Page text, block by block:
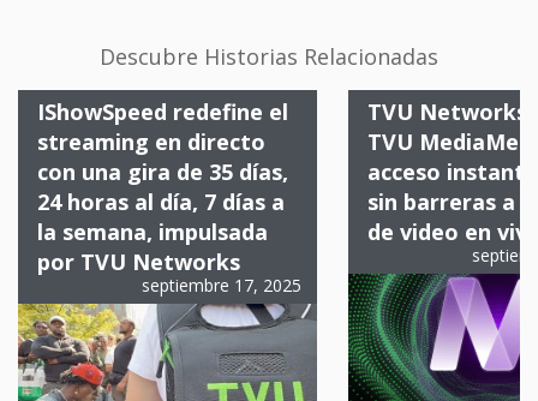
Descubre Historias Relacionadas
IShowSpeed redefine el
streaming en directo
con una gira de 35 días,
24 horas al día, 7 días a
la semana, impulsada
por TVU Networks
septiembre 17, 2025
TVU Networks
TVU
acceso
sin barreras a
de video en